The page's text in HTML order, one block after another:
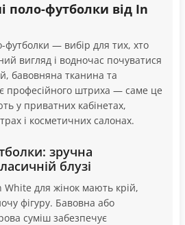
поло-футболки від In
футболки — вибір для тих, хто
вигляд і водночас почуватися
бавовняна тканина та
професійного штриха — саме це
у приватних кабінетах,
і косметичних салонах.
зручна
блузі
White для жінок мають крій,
фігуру. Бавовна або
суміш забезпечує